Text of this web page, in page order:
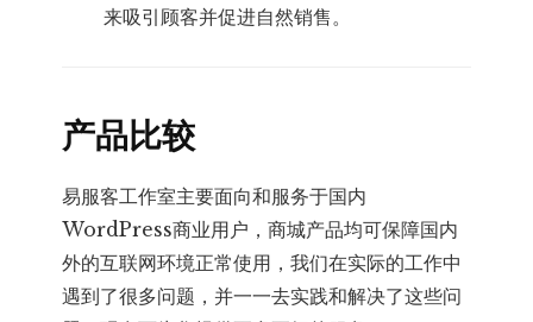
来吸引顾客并促进自然销售。
产品比较
易服客工作室主要面向和服务于国内
WordPress商业用户，商城产品均可保障国内
外的互联网环境正常使用，我们在实际的工作中
遇到了很多问题，并一一去实践和解决了这些问